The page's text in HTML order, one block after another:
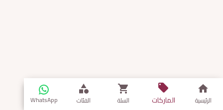
الرئيسية الماركات السلة الفئات WhatsApp